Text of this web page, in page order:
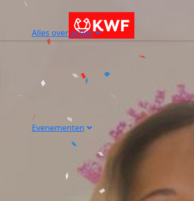
Alles over acties
Evenementen